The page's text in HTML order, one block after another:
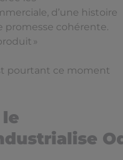
d’une histoire
promesse cohérente.
»
pourtant ce moment
le